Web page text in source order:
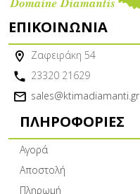
ΕΠΙΚΟΙΝΩΝΊΑ
Ζαφειράκη 54
23320 21629
sales@ktimadiamanti.gr
ΠΛΗΡΟΦΟΡΊΕΣ
Αγορά
Αποστολή
Πληρωμή